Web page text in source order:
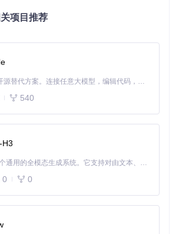
成功创建
功（终端显示"(myenv)"）
成（无错误提示）
（要求≥3.8，可通过
完成QQ空间数据抢救
作模式
适的运行方式：
手）
量操作）
项目推荐
Claude Code 的开源替代方案。连接任意大模型，编辑代码，运行命令，自动验证 — 全自动执行。用 Rust 构建，极致性能。 ｜ An open-source alternative to Claude Code. Connect any LLM, edit code, run commands, and verify changes — autonomously. Built in Rust for speed. Get Started
540
H3
MiniMax H3 是一个通用的全模态生成系统。它支持对由文本、图像、视频和音频组成的多模态上下文进行统一理解，并能生成分辨率高达 2K、时长可达 15 秒的带原生立体声音频的视频。得益于面向任务泛化的系统设计，H3 在预训练阶段就已具备广泛的多模态上下文理解与生成能力，能够出色地执行复杂的多模态指令。
0 0